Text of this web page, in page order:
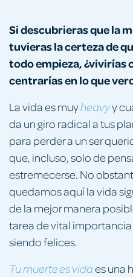
Si descubrieras que la
tuvieras la certeza de
todo empieza, ¿vivirías
centrarías en lo que
La vida es muyheavyy
da un giro radical a tus
para perder a un ser
que, incluso, solo de
estremecerse. No
quedamos aquí la vida
de la mejor manera
tarea de vital
siendo felices.
Tu muerte es vidaes una